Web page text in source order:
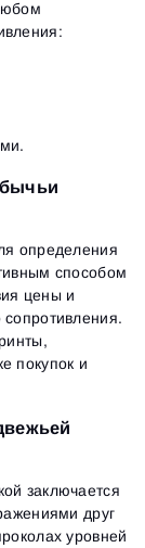
определения
способом
цены и
покупок и
заключается
друг
уровней